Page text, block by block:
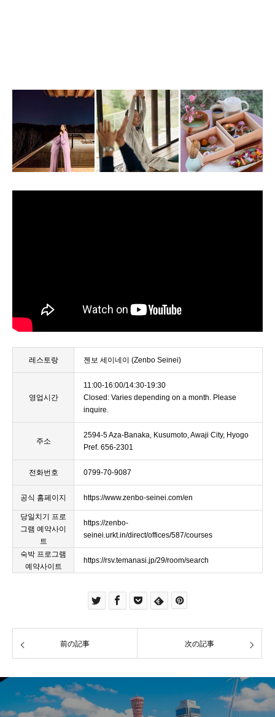
레스토랑 젠보 세이네이 (Zenbo Seinei)
영업시간
11:00-16:00/14:30-19:30
Closed: Varies depending on a month. Please
inquire.
주소
2594-5 Aza-Banaka, Kusumoto, Awaji City, Hyogo
Pref. 656-2301
전화번호 0799-70-9087
공식 홈페이지 https://www.zenbo-seinei.com/en
당일치기 프로
그램 예약사이
트
https://zenbo-
seinei.urkt.in/direct/offices/587/courses
숙박 프로그램
예약사이트
https://rsv.temanasi.jp/29/room/search
前の記事 次の記事